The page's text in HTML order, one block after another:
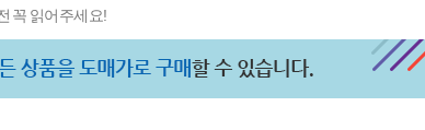
꼭 읽어주세요!